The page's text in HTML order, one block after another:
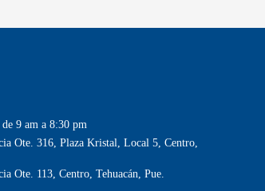
de 9 am a 8:30 pm
Ote. 316, Plaza Kristal, Local 5, Centro,
Ote. 113, Centro, Tehuacán, Pue.